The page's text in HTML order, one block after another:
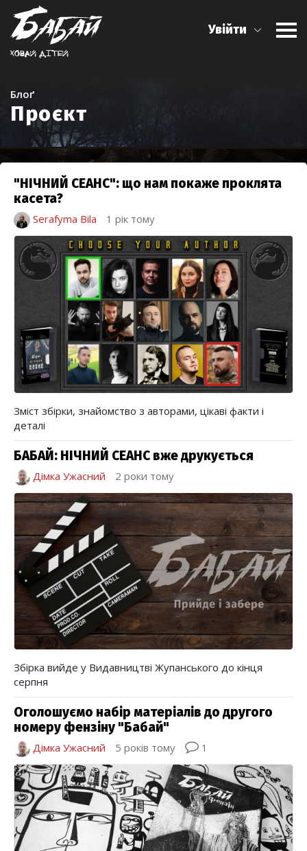
Ховай дiтей
Увійти
Блоґ
Проєкт
"НІЧНИЙ СЕАНС": що нам покаже проклята
касета?
Serafyma Bila 1 рік тому
Зміст збірки, знайомство з авторами, цікаві факти і
деталі
БАБАЙ: НІЧНИЙ СЕАНС вже друкується
Дімка Ужасний 2 роки тому
Збірка вийде у Видавництві Жупанського до кінця
серпня
Оголошуємо набір матеріалів до другого
номеру фензіну "Бабай"
Дімка Ужасний 5 років тому 1